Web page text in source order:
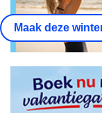
Maak deze